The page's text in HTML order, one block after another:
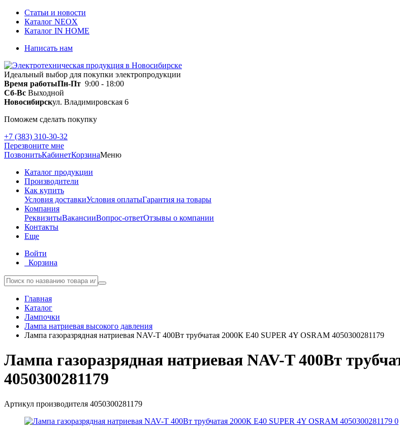
Статьи и новости
Каталог NEOX
Каталог IN HOME
Написать нам
Идеальный выбор для покупки электропродукции
Время работыПн-Пт 9:00 - 18:00
Сб-Вс Выходной
Новосибирскул. Владимировская 6
Поможем сделать покупку
+7 (383) 310-30-32
Перезвоните мне
ПозвонитьКабинетКорзинаМеню
Каталог продукции
Производители
Как купить
Условия доставкиУсловия оплатыГарантия на товары
Компания
РеквизитыВакансииВопрос-ответОтзывы о компании
Контакты
Еще
Войти
Корзина
Главная
Каталог
Лампочки
Лампа натриевая высокого давления
Лампа газоразрядная натриевая NAV-T 400Вт трубчатая 2000К E40 SUPER 4Y OSRAM 4050300281179
Лампа газоразрядная натриевая NAV-T 400Вт
4050300281179
Артикул производителя 4050300281179